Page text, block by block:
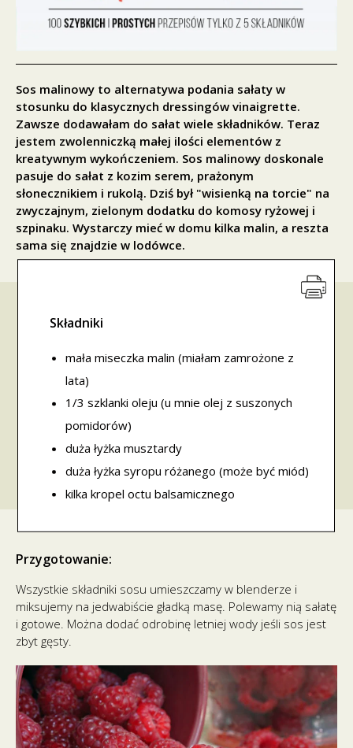
Sos malinowy to alternatywa podania sałaty w
stosunku do klasycznych dressingów vinaigrette.
Zawsze dodawałam do sałat wiele składników. Teraz
jestem zwolenniczką małej ilości elementów z
kreatywnym wykończeniem. Sos malinowy doskonale
pasuje do sałat z kozim serem, prażonym
słonecznikiem i rukolą. Dziś był "wisienką na torcie" na
zwyczajnym, zielonym dodatku do komosy ryżowej i
szpinaku. Wystarczy mieć w domu kilka malin, a reszta
sama się znajdzie w lodówce.
Składniki
mała miseczka malin (miałam zamrożone z
lata)
1/3 szklanki oleju (u mnie olej z suszonych
pomidorów)
duża łyżka musztardy
duża łyżka syropu różanego (może być miód)
kilka kropel octu balsamicznego
Przygotowanie:
Wszystkie składniki sosu umieszczamy w blenderze i
miksujemy na jedwabiście gładką masę. Polewamy nią sałatę
i gotowe. Można dodać odrobinę letniej wody jeśli sos jest
zbyt gęsty.